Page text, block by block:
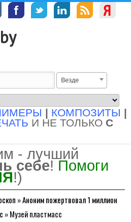
Везде
| КОМПОЗИТЫ |
И НЕ ТОЛЬКО С
- лучший
себе! Помоги
!)
»Аноним пожертвовал 1 миллион
»Музей пластмасс